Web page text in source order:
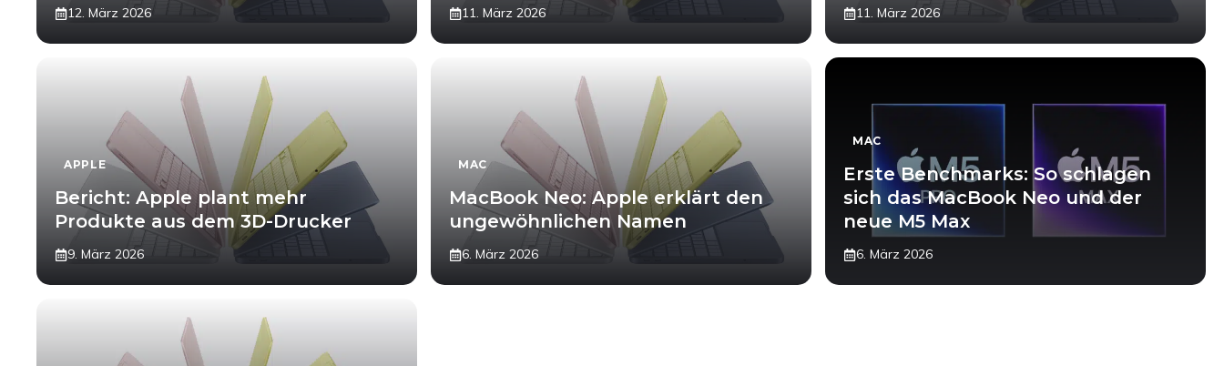
12. März 2026 11. März 2026 11. März 2026
APPLE
Bericht: Apple plant mehr
Produkte aus dem 3D-Drucker
9. März 2026
MAC
MacBook Neo: Apple erklärt den
ungewöhnlichen Namen
6. März 2026
MAC
Erste Benchmarks: So schlagen
sich das MacBook Neo und der
neue M5 Max
6. März 2026